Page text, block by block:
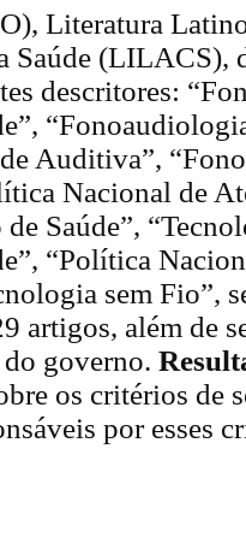
Literatura
Saúde (LILACS),
descritores:
Auditiva”,
Nacional de
Saúde”,
“Política
sem Fio”,
artigos, além de
governo.
os critérios de
por esses